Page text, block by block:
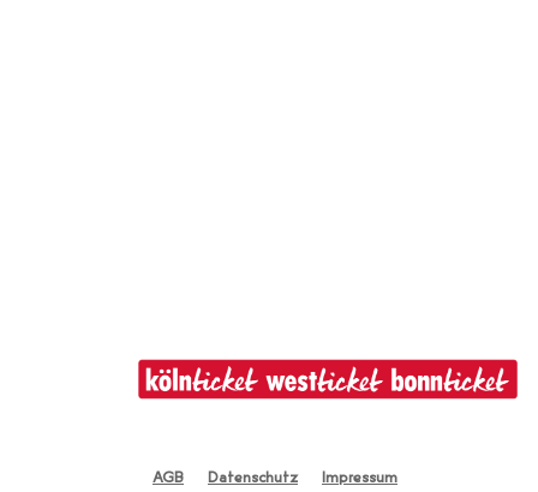
AGB Datenschutz Impressum